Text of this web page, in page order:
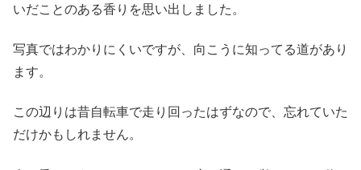
いだことのある香りを思い出しました。
写真ではわかりにくいですが、向こうに知ってる道があり
ます。
この辺りは昔自転車で走り回ったはずなので、忘れていた
だけかもしれません。